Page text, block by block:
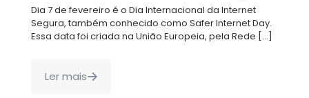
Dia 7 de fevereiro é o Dia Internacional da Internet
Segura, também conhecido como Safer Internet Day.
Essa data foi criada na União Europeia, pela Rede […]
Ler mais